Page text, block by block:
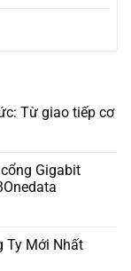
Từ giao tiếp cơ
Gigabit
Ty Mới Nhất